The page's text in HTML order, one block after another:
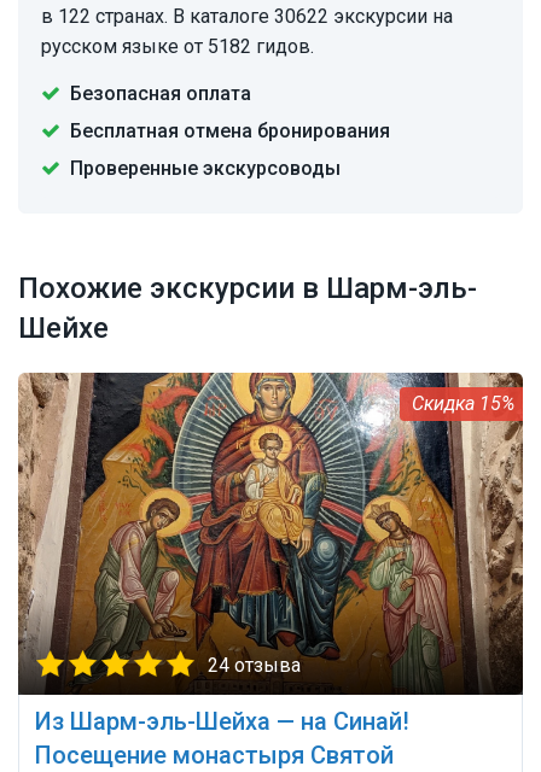
в 122 странах. В каталоге 30622 экскурсии на
русском языке от 5182 гидов.
Безопасная оплата
Бесплатная отмена бронирования
Проверенные экскурсоводы
Похожие экскурсии в Шарм-эль-
Шейхе
15%
24 отзыва
Из Шарм-эль-Шейха — на Синай!
Посещение монастыря Святой